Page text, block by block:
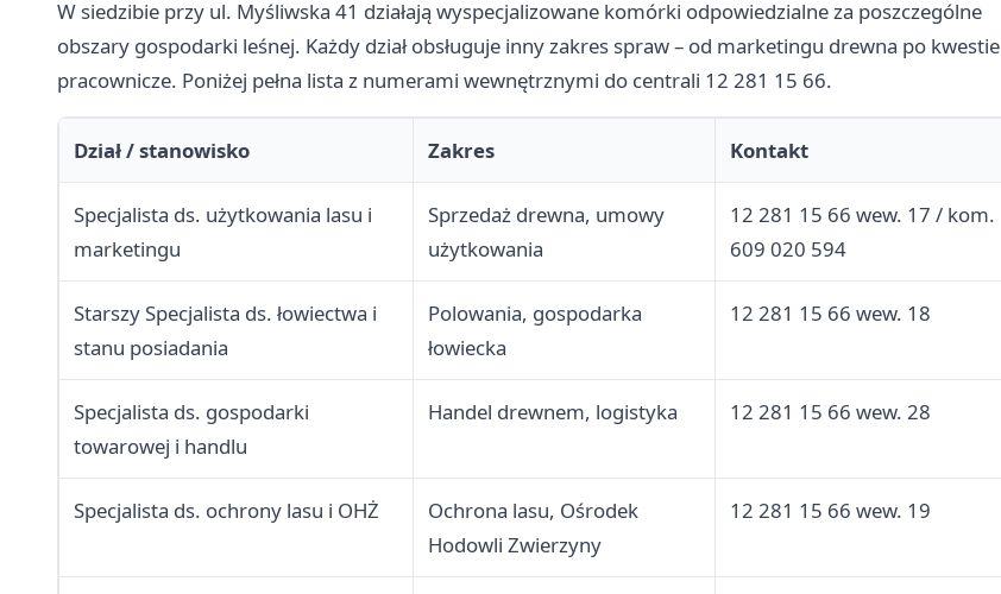
W siedzibie przy ul. Myśliwska 41 działają wyspecjalizowane komórki odpowiedzialne za poszczególne
obszary gospodarki leśnej. Każdy dział obsługuje inny zakres spraw – od marketingu drewna po kwestie
pracownicze. Poniżej pełna lista z numerami wewnętrznymi do centrali 12 281 15 66.
Dział / stanowisko Zakres Kontakt
Specjalista ds. użytkowania lasu i
marketingu
Sprzedaż drewna, umowy
użytkowania
12 281 15 66 wew. 17 / kom.
609 020 594
Starszy Specjalista ds. łowiectwa i
stanu posiadania
Polowania, gospodarka
łowiecka
12 281 15 66 wew. 18
Specjalista ds. gospodarki
towarowej i handlu
Handel drewnem, logistyka 12 281 15 66 wew. 28
Specjalista ds. ochrony lasu i OHŻ
Ochrona lasu, Ośrodek
Hodowli Zwierzyny
12 281 15 66 wew. 19